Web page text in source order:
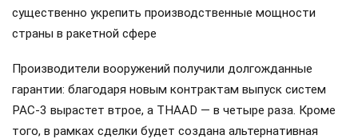
существенно укрепить производственные мощности
страны в ракетной сфере
Производители вооружений получили долгожданные
гарантии: благодаря новым контрактам выпуск систем
PAC-3 вырастет втрое, а THAAD — в четыре раза. Кроме
того, в рамках сделки будет создана альтернативная